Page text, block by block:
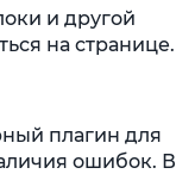
и другой
на странице.
плагин для
ошибок. В